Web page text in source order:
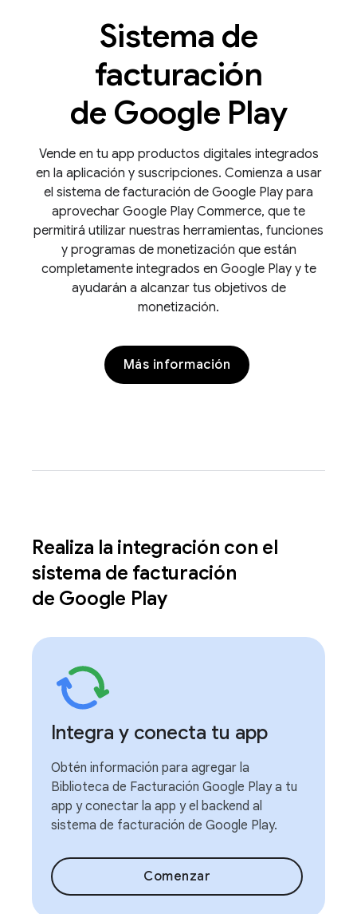
Sistema de
facturación
de Google Play
Vende en tu app productos digitales integrados
en la aplicación y suscripciones. Comienza a usar
el sistema de facturación de Google Play para
aprovechar Google Play Commerce, que te
permitirá utilizar nuestras herramientas, funciones
y programas de monetización que están
completamente integrados en Google Play y te
ayudarán a alcanzar tus objetivos de
monetización.
Más información
Realiza la integración con el
sistema de facturación
de Google Play
Integra y conecta tu app
Obtén información para agregar la
Biblioteca de Facturación Google Play a tu
app y conectar la app y el backend al
sistema de facturación de Google Play.
Comenzar